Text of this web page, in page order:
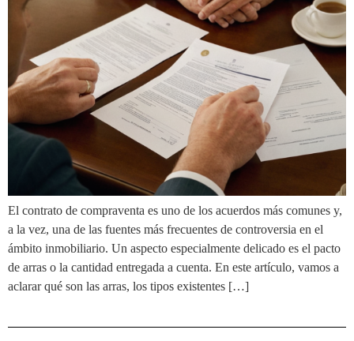
El contrato de compraventa es uno de los acuerdos más comunes y,
a la vez, una de las fuentes más frecuentes de controversia en el
ámbito inmobiliario. Un aspecto especialmente delicado es el pacto
de arras o la cantidad entregada a cuenta. En este artículo, vamos a
aclarar qué son las arras, los tipos existentes […]